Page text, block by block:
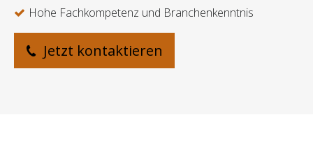
Hohe Fachkompetenz und Branchenkenntnis
Jetzt kontaktieren